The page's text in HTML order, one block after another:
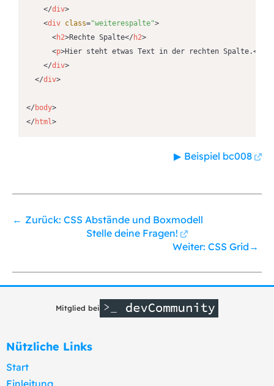
</div>
<div class="weiterespalte">
<h2>Rechte Spalte</ h2>
<p>Hier steht etwas Text in der rechten Spalte.</
</div>
</div>
</ body>
</ html>
Beispiel bc008
Zurück: CSS Abstände und Boxmodell
Stelle deine Fragen!
Weiter: CSS Grid
Mitglied bei
Nützliche Links
Start
Einleitung